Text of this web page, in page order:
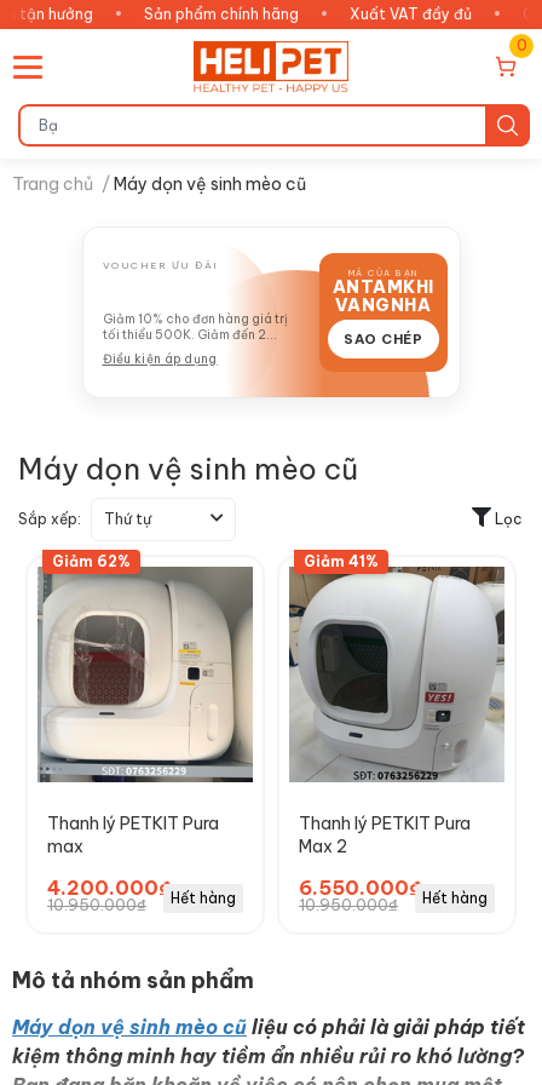
hưởng • Sản phẩm chính hãng • Xuất VAT đầy đủ •
0
Trang chủ /Máy dọn vệ sinh mèo cũ
VOUCHER ƯU ĐÃI
Giảm 10% cho đơn hàng giá trị
tối thiểu 500K. Giảm đến 2
TRIỆU
Điều kiện áp dụng
MÃ CỦA BẠN
ANTAMKHI
VANGNHA
SAO CHÉP
Máy dọn vệ sinh mèo cũ
Sắp xếp: Thứ tự Lọc
Giảm 62%
Thanh lý PETKIT Pura
max
4.200.000₫
10.950.000₫ Hết hàng
Giảm 41%
Thanh lý PETKIT Pura
Max 2
6.550.000₫
10.950.000₫ Hết hàng
Mô tả nhóm sản phẩm
Máy dọn vệ sinh mèo cũ liệu có phải là giải pháp tiết
kiệm thông minh hay tiềm ẩn nhiều rủi ro khó lường?